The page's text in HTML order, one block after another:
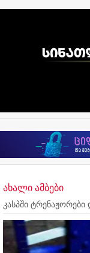
ახალი ამბები
კასპში ტრენაჟორები